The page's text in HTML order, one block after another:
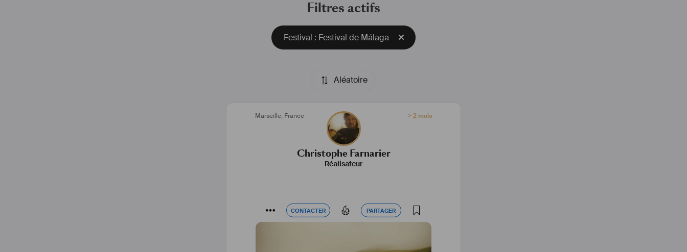
Filtres actifs
Festival : Festival de Málaga
Aléatoire
Marseille, France > 2 mois
Christophe Farnarier
Réalisateur
CONTACTER PARTAGER
CONTACTER PARTAGER